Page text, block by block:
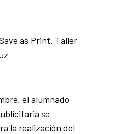
as Print. Taller
el alumnado
se
la realización del